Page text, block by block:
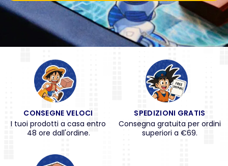
CONSEGNE VELOCI
I tuoi prodotti a casa entro
48 ore dall'ordine.
SPEDIZIONI GRATIS
Consegna gratuita per ordini
superiori a €69.